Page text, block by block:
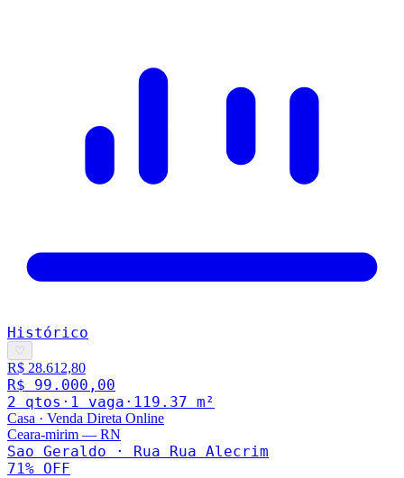
Histórico
♡
R$ 28.612,80
R$ 99.000,00
2 qtos · 1 vaga · 119.37 m²
Casa · Venda Direta Online
Ceara-mirim — RN
Sao Geraldo · Rua Rua Alecrim
71% OFF